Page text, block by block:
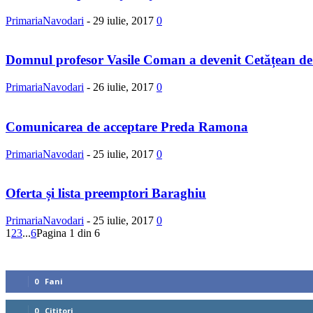
PrimariaNavodari - 29 iulie, 2017 0
Domnul profesor Vasile Coman a devenit Cetățean
PrimariaNavodari - 26 iulie, 2017 0
Comunicarea de acceptare Preda Ramona
PrimariaNavodari - 25 iulie, 2017 0
Oferta și lista preemptori Baraghiu
PrimariaNavodari - 25 iulie, 2017 0
1 23...6Pagina 1 din 6
0 Fani
0 Cititori